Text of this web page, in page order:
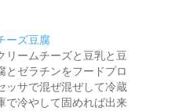
ーズ豆腐
リームチーズと豆乳と豆
とゼラチンをフードプロ
ッサで混ぜ混ぜして冷蔵
で冷やして固めれば出来